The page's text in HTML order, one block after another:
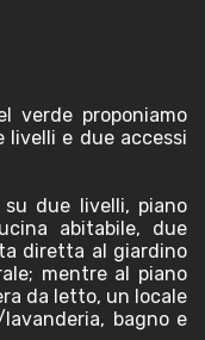
verde proponiamo
livelli e due accessi
su due livelli, piano
abitabile, due
diretta al giardino
mentre al piano
da letto, un locale
bagno e